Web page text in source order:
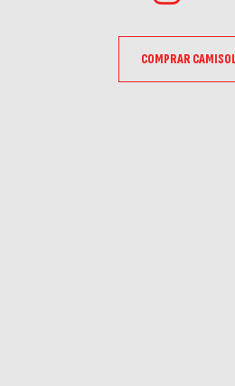
COMPRAR